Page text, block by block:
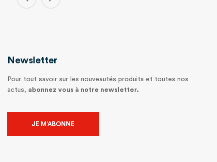
Newsletter
Pour tout savoir sur les nouveautés produits et toutes nos
actus, abonnez vous à notre newsletter.
JE M’ABONNE